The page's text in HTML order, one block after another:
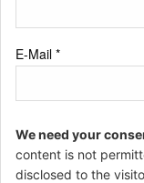
E-Mail *
We need your
content is not
disclosed to the